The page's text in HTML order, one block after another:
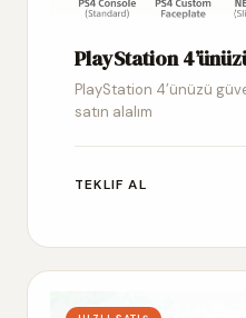
PlayStation
PlayStation 4’ünüzü
satın alalım
TEKLIF AL